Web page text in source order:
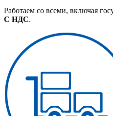
Работаем со всеми, включая
С НДС.